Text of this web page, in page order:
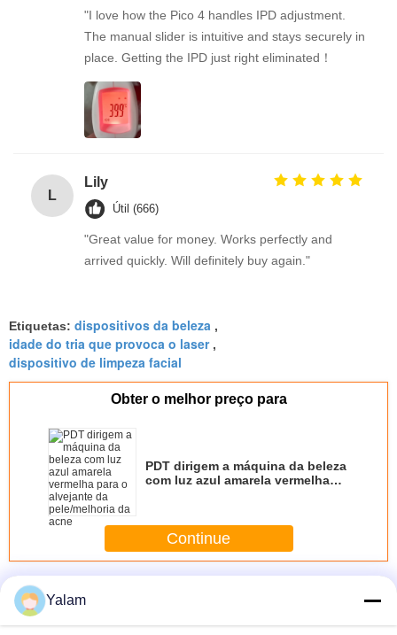
"I love how the Pico 4 handles IPD adjustment.
The manual slider is intuitive and stays securely in
place. Getting the IPD just right eliminated！
L
Lily
Útil (666)
"Great value for money. Works perfectly and
arrived quickly. Will definitely buy again."
Etiquetas: dispositivos da beleza ,
idade do tria que provoca o laser,
dispositivo de limpeza facial
Obter o melhor preço para
PDT dirigem a máquina da beleza
com luz azul amarela vermelha
Continue
Mais
Yalam